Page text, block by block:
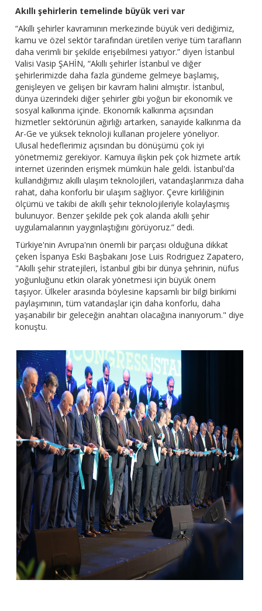
Akıllı şehirlerin temelinde büyük veri var
“Akıllı şehirler kavramının merkezinde büyük veri dediğimiz,
kamu ve özel sektör tarafından üretilen veriye tüm tarafların
daha verimli bir şekilde erişebilmesi yatıyor.” diyen İstanbul
Valisi Vasip ŞAHİN, “Akıllı şehirler İstanbul ve diğer
şehirlerimizde daha fazla gündeme gelmeye başlamış,
genişleyen ve gelişen bir kavram halini almıştır. İstanbul,
dünya üzerindeki diğer şehirler gibi yoğun bir ekonomik ve
sosyal kalkınma içinde. Ekonomik kalkınma açısından
hizmetler sektörünün ağırlığı artarken, sanayide kalkınma da
Ar-Ge ve yüksek teknoloji kullanan projelere yöneliyor.
Ulusal hedeflerimiz açısından bu dönüşümü çok iyi
yönetmemiz gerekiyor. Kamuya ilişkin pek çok hizmete artık
internet üzerinden erişmek mümkün hale geldi. İstanbul'da
kullandığımız akıllı ulaşım teknolojileri, vatandaşlarımıza daha
rahat, daha konforlu bir ulaşım sağlıyor. Çevre kirliliğinin
ölçümü ve takibi de akıllı şehir teknolojileriyle kolaylaşmış
bulunuyor. Benzer şekilde pek çok alanda akıllı şehir
uygulamalarının yaygınlaştığını görüyoruz.” dedi.
Türkiye'nin Avrupa'nın önemli bir parçası olduğuna dikkat
çeken İspanya Eski Başbakanı Jose Luis Rodriguez Zapatero,
"Akıllı şehir stratejileri, İstanbul gibi bir dünya şehrinin, nüfus
yoğunluğunu etkin olarak yönetmesi için büyük önem
taşıyor. Ülkeler arasında böylesine kapsamlı bir bilgi birikimi
paylaşımının, tüm vatandaşlar için daha konforlu, daha
yaşanabilir bir geleceğin anahtarı olacağına inanıyorum." diye
konuştu.